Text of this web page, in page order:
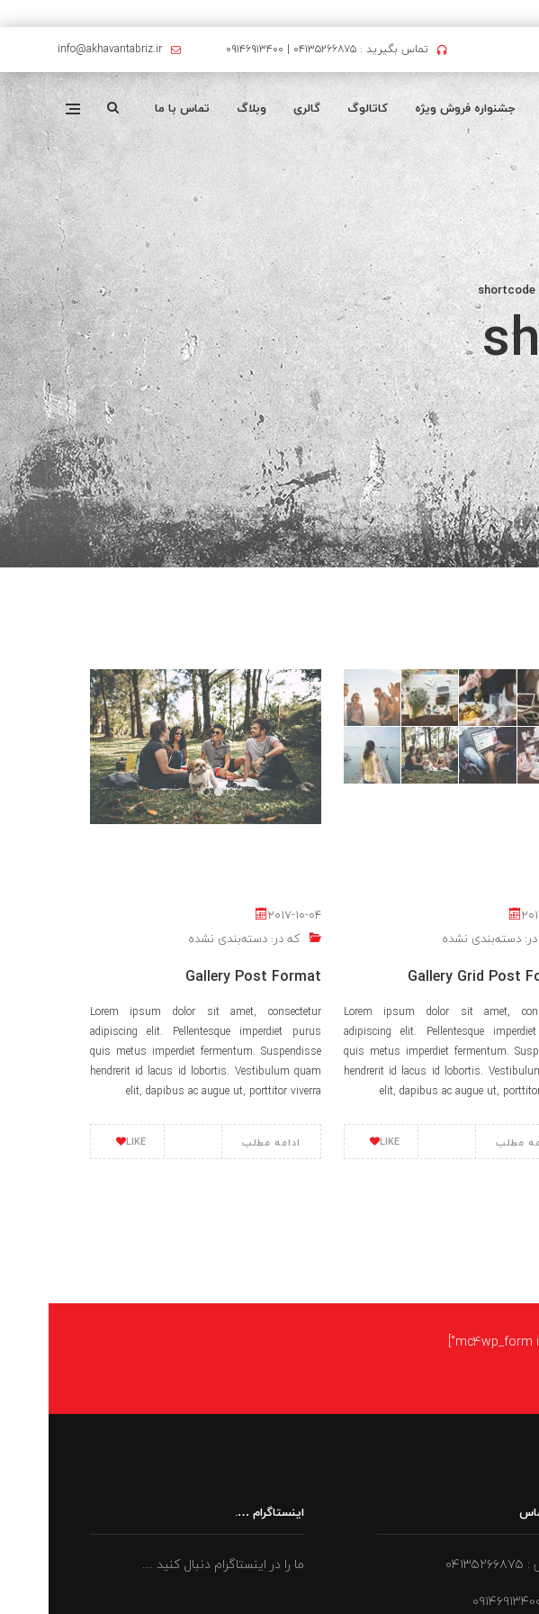
تماس بگیرید : ۰۴۱۳۵۲۶۶۸۷۵ | ۰۹۱۴۶۹۱۳۴۰۰ info@akhavantabriz.ir
جشنواره فروش ویژه کاتالوگ گالری وبلاگ تماس با ما
shortcode
2017-10-04
که در: دسته‌بندی نشده
Gallery Post Format
Lorem ipsum dolor sit amet, consectetur
adipiscing elit. Pellentesque imperdiet purus
quis metus imperdiet fermentum. Suspendisse
hendrerit id lacus id lobortis. Vestibulum quam
elit, dapibus ac augue ut, porttitor viverra
LIKE ادامه مطلب
دسته‌بندی نشده
Gallery Grid Post
Lorem ipsum dolor sit amet,
adipiscing elit. Pellentesque
quis metus imperdiet fermentum.
hendrerit id lacus id lobortis.
elit, dapibus ac augue ut,
LIKE مطلب
اینستاگرام ….
ما را در اینستاگرام دنبال کنید ....